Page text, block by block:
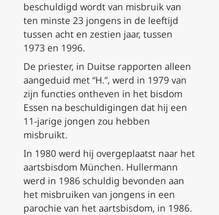
beschuldigd wordt van misbruik van
ten minste 23 jongens in de leeftijd
tussen acht en zestien jaar, tussen
1973 en 1996.
De priester, in Duitse rapporten alleen
aangeduid met “H.”, werd in 1979 van
zijn functies ontheven in het bisdom
Essen na beschuldigingen dat hij een
11-jarige jongen zou hebben
misbruikt.
In 1980 werd hij overgeplaatst naar het
aartsbisdom München. Hullermann
werd in 1986 schuldig bevonden aan
het misbruiken van jongens in een
parochie van het aartsbisdom, in 1986.